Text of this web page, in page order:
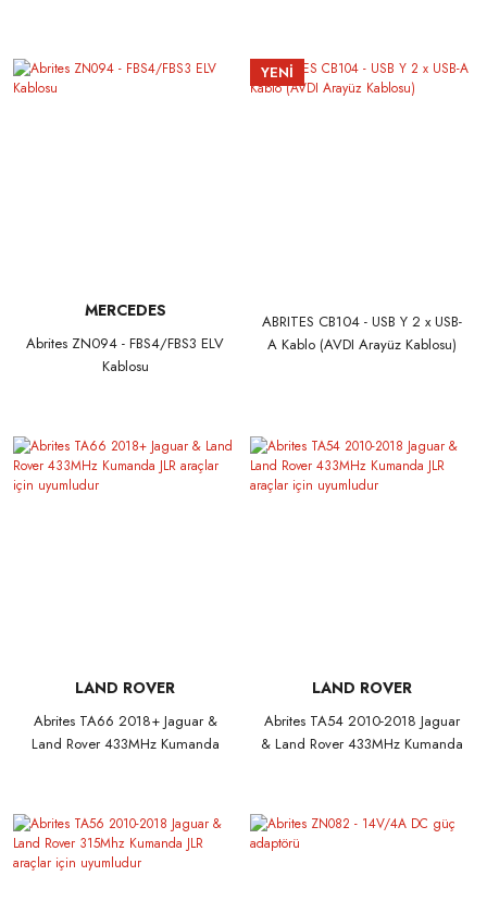
MERCEDES
Abrites ZN094 - FBS4/FBS3 ELV
Kablosu
YENİ
ABRITES CB104 - USB Y 2 x USB-
A Kablo (AVDI Arayüz Kablosu)
LAND ROVER
Abrites TA66 2018+ Jaguar &
Land Rover 433MHz Kumanda
LAND ROVER
Abrites TA54 2010-2018 Jaguar
& Land Rover 433MHz Kumanda